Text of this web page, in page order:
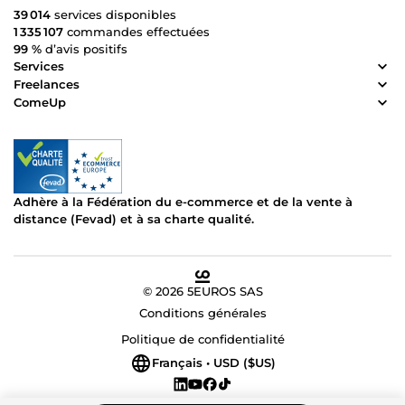
visuels modernes, uniques et impactants. ✔️ Une identité
visuelle forte et mémorable ✔️ Des designs pensés pour
capter l’attention ✔️ Une communication visuelle
cohérente et professionnelle J’accompagne entreprises,
d’une image puissante capable de se démarquer
efficacement. 🚀 Donnez une nouvelle dimension à votre
39 014 services disponibles
1 335 107 commandes effectuées
99 % d’avis positifs
Services
Freelances
ComeUp
Adhère à la Fédération du e-commerce et de la vente à
distance (Fevad) et à sa charte qualité.
© 2026 5EUROS SAS
Conditions générales
Politique de confidentialité
Français • USD ($US)